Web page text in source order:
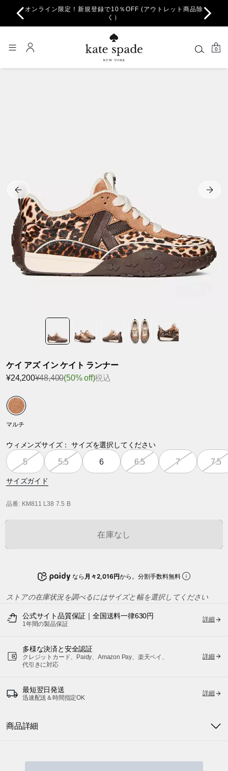
オンライン限定！新規登録で10％OFF (アウトレット商品除
く）
0
ケイ アズ イン ケイト ランナー
¥24,200¥48,400(50% off)税込
マルチ
ウィメンズサイズ： サイズを選択してください
5 5.5 6 6.5 7 7.5
サイズガイド
品番: KM811 L38 7.5 B
在庫なし
なら 月々2,016円から。分割手数料無料
ストアの在庫状況を調べるにはサイズと幅を選択してください
公式サイト品質保証｜全国送料一律630円
1年間の製品保証
詳細
多様な決済と安全認証
クレジットカード、Paidy、Amazon Pay、楽天ペイ、
代引きに対応
詳細
最短翌日発送
迅速配送＆時間指定OK
詳細
商品詳細